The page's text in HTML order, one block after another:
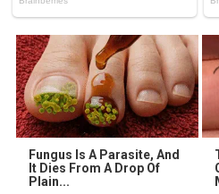
Fungus Is A Parasite, And
It Dies From A Drop Of
Plain...